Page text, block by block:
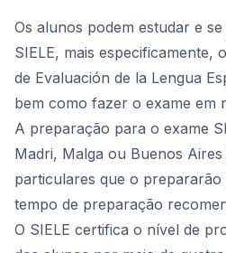
Os alunos podem estudar e
SIELE, mais especificamente,
de Evaluación de la Lengua
bem como fazer o exame em
A preparação para o exame
Madri, Malga ou Buenos
particulares que o
tempo de preparação
O SIELE certifica o nível de